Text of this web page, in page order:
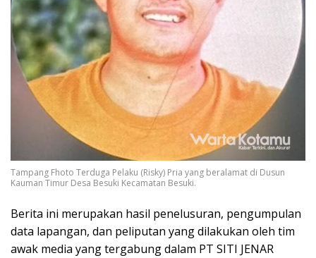
Tampang Fhoto Terduga Pelaku (Risky) Pria yang beralamat di Dusun
Kauman Timur Desa Besuki Kecamatan Besuki.
Berita ini merupakan hasil penelusuran, pengumpulan
data lapangan, dan peliputan yang dilakukan oleh tim
awak media yang tergabung dalam PT SITI JENAR